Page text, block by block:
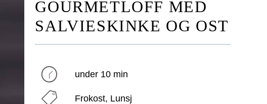
GOURMETLOFF MED
SALVIESKINKE OG OST
under 10 min
Frokost, Lunsj